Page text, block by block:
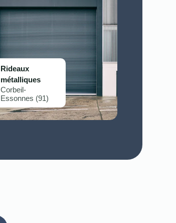
Rideaux
métalliques
Corbeil-
Essonnes (91)